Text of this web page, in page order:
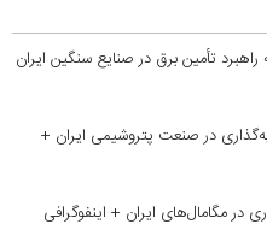
تأمین برق در صنایع سنگین ایران
در صنعت پتروشیمی ایران +
در مگامال‌های ایران + اینفوگرافی